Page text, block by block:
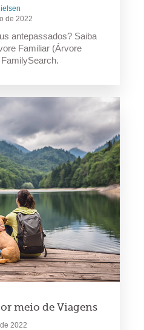
de 2022
antepassados? Saiba
Familiar (Árvore
meio de Viagens
2022